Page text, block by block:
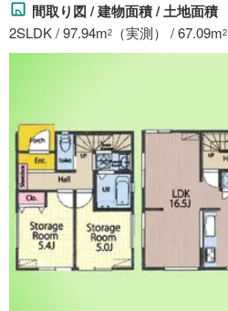
間取り図 / 建物面積 / 土地面積
2SLDK / 97.94m2 （実測） / 67.09m2